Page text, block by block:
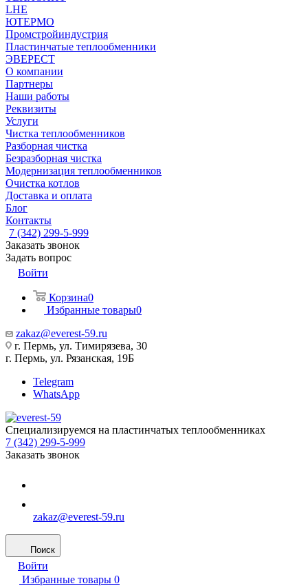
LHE
ЮТЕРМО
Промстройиндустрия
Пластинчатые теплообменники
ЭВЕРЕСТ
О компании
Партнеры
Наши работы
Реквизиты
Услуги
Чистка теплообменников
Разборная чистка
Безразборная чистка
Модернизация теплообменников
Очистка котлов
Доставка и оплата
Блог
Контакты
7 (342) 299-5-999
Заказать звонок
Задать вопрос
Войти
Корзина0
Избранные товары0
zakaz@everest-59.ru
г. Пермь, ул. Тимирязева, 30
г. Пермь, ул. Рязанская, 19Б
Telegram
WhatsApp
Специализируемся на пластинчатых теплообменниках
7 (342) 299-5-999
Заказать звонок
zakaz@everest-59.ru
Поиск
Войти
Избранные товары 0